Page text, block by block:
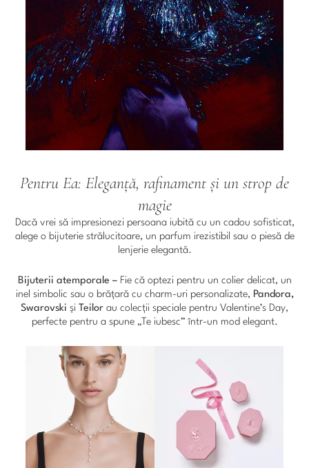
Pentru Ea: Eleganță, rafinament și un strop de
magie
Dacă vrei să impresionezi persoana iubită cu un cadou sofisticat,
alege o bijuterie strălucitoare, un parfum irezistibil sau o piesă de
lenjerie elegantă.
Bijuterii atemporale –Fie că optezi pentru un colier delicat, un
inel simbolic sau o brățară cu charm-uri personalizate, Pandora,
Swarovski și Teilor au colecții speciale pentru Valentine’s Day,
perfecte pentru a spune „Te iubesc” într-un mod elegant.